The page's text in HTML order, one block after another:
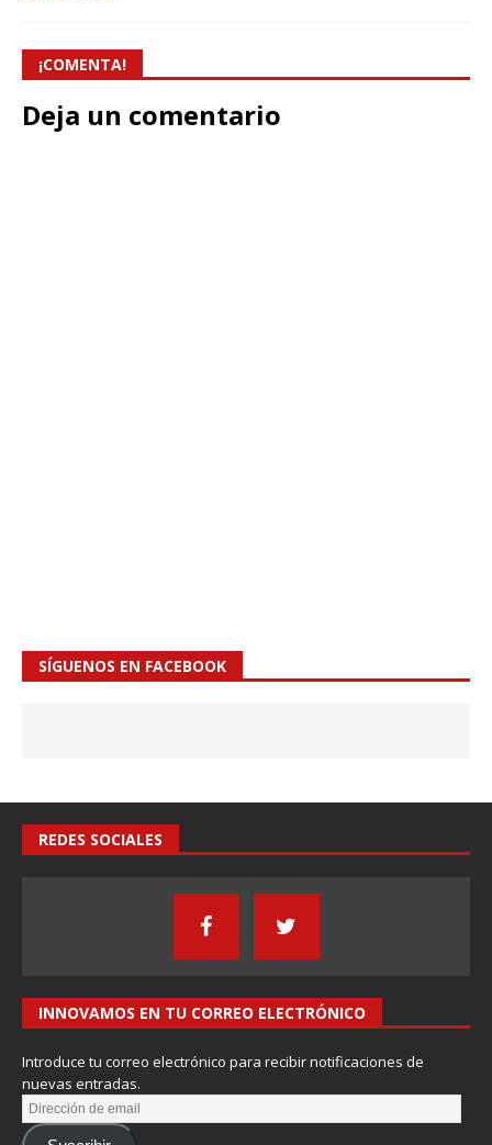
¡COMENTA!
Deja un comentario
SÍGUENOS EN FACEBOOK
REDES SOCIALES
INNOVAMOS EN TU CORREO ELECTRÓNICO
Introduce tu correo electrónico para recibir notificaciones de
nuevas entradas.